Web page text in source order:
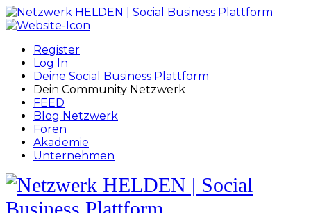
Toggle
Side
Register
Log In
Deine Social Business Plattform
Dein Community Netzwerk
FEED
Blog Netzwerk
Foren
Akademie
Unternehmen
Toggle
Side
Panel